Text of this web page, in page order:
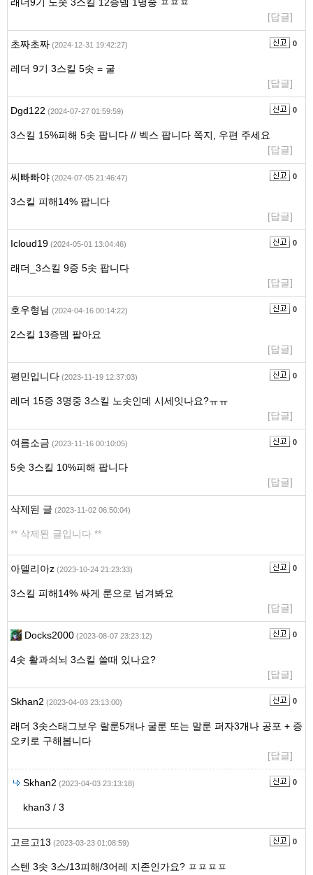
[답글]
초짜초짜 (2024-12-31 19:42:27) 0
레더 9기 3스킬 5솟 = 굴
[답글]
Dgd122 (2024-07-27 01:59:59) 0
3스킬 15%피해 5솟 팝니다 // 벡스 팝니다 쪽지, 우편 주세요
[답글]
씨빠빠야 (2024-07-05 21:46:47) 0
3스킬 피해14% 팝니다
[답글]
Icloud19 (2024-05-01 13:04:46) 0
래더_3스킬 9증 5솟 팝니다
[답글]
호우형님 (2024-04-16 00:14:22) 0
2스킬 13증뎀 팔아요
[답글]
평민입니다 (2023-11-19 12:37:03) 0
레더 15증 3명중 3스킬 노솟인데 시세잇나요?ㅠㅠ
[답글]
여름소금 (2023-11-16 00:10:05) 0
5솟 3스킬 10%피해 팝니다
[답글]
삭제된 글 (2023-11-02 06:50:04)
** 삭제된 글입니다 **
아델리아z (2023-10-24 21:23:33) 0
3스킬 피해14% 싸게 룬으로 넘겨봐요
[답글]
Docks2000 (2023-08-07 23:23:12) 0
4솟 활과쇠뇌 3스킬 쓸때 있나요?
[답글]
Skhan2 (2023-04-03 23:13:00) 0
래더 3솟스태그보우 랄룬5개나 굴룬 또는 말룬 퍼자3개나 공포 + 증
오키로 구해봅니다
[답글]
Skhan2 (2023-04-03 23:13:18) 0
khan3 / 3
고르고13 (2023-03-23 01:08:59) 0
스텐 3솟 3스/13피해/3어레 지존인가요? ㅍㅍㅍㅍ